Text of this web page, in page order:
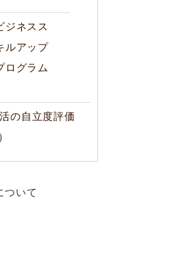
ジネスス
ルアップ
ログラム
の自立度評価
ついて